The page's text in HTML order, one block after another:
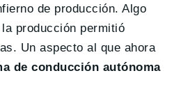
de producción. Algo
producción permitió
Un aspecto al que ahora
de conducción autónoma